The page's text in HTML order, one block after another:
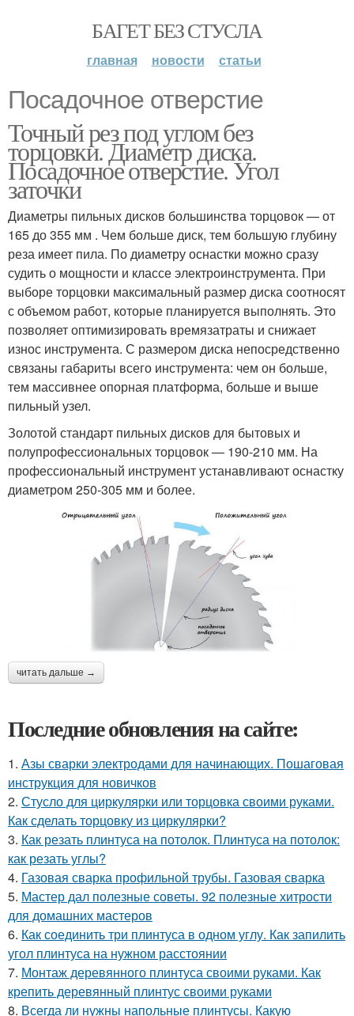
БАГЕТ БЕЗ СТУСЛА
главная новости статьи
Посадочное отверстие
Точный рез под углом без
торцовки. Диаметр диска.
Посадочное отверстие. Угол
заточки
Диаметры пильных дисков большинства торцовок — от
165 до 355 мм . Чем больше диск, тем большую глубину
реза имеет пила. По диаметру оснастки можно сразу
судить о мощности и классе электроинструмента. При
выборе торцовки максимальный размер диска соотносят
с объемом работ, которые планируется выполнять. Это
позволяет оптимизировать времязатраты и снижает
износ инструмента. С размером диска непосредственно
связаны габариты всего инструмента: чем он больше,
тем массивнее опорная платформа, больше и выше
пильный узел.
Золотой стандарт пильных дисков для бытовых и
полупрофессиональных торцовок — 190-210 мм. На
профессиональный инструмент устанавливают оснастку
диаметром 250-305 мм и более.
читать дальше →
Последние обновления на сайте:
1. Азы сварки электродами для начинающих. Пошаговая
инструкция для новичков
2. Стусло для циркулярки или торцовка своими руками.
Как сделать торцовку из циркулярки?
3. Как резать плинтуса на потолок. Плинтуса на потолок:
как резать углы?
4. Газовая сварка профильной трубы. Газовая сварка
5. Мастер дал полезные советы. 92 полезные хитрости
для домашних мастеров
6. Как соединить три плинтуса в одном углу. Как запилить
угол плинтуса на нужном расстоянии
7. Монтаж деревянного плинтуса своими руками. Как
крепить деревянный плинтус своими руками
8. Всегда ли нужны напольные плинтусы. Какую